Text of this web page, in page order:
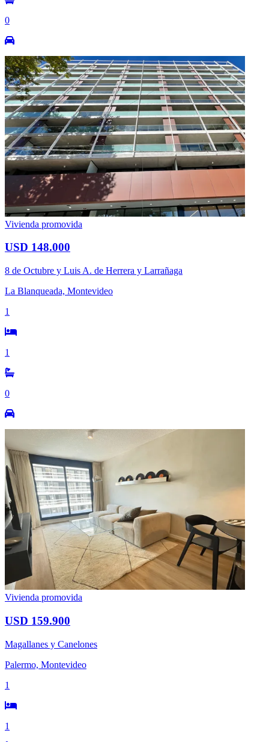
0
Vivienda promovida
USD 148.000
8 de Octubre y Luis A. de Herrera y Larrañaga
La Blanqueada, Montevideo
1
1
0
Vivienda promovida
USD 159.900
Magallanes y Canelones
Palermo, Montevideo
1
1